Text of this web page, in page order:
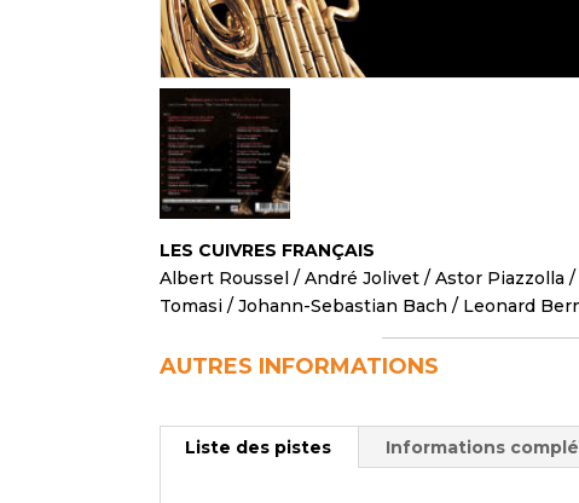
LES CUIVRES FRANÇAIS
Albert Roussel / André Jolivet / Astor Piazzolla /
Tomasi / Johann-Sebastian Bach / Leonard
AUTRES INFORMATIONS
Liste des pistes Informations